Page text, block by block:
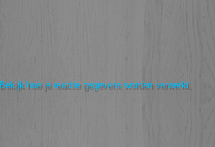
Bekijk hoe je reactie gegevens worden verwerkt.